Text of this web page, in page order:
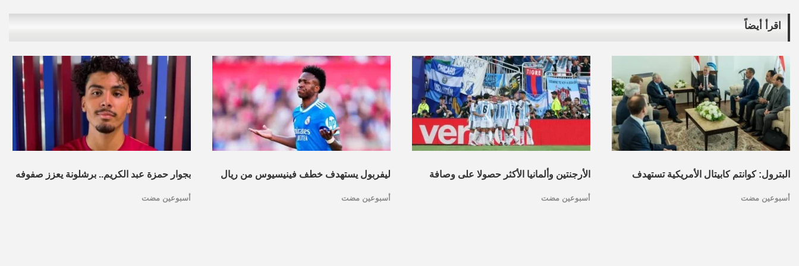
اقرأ أيضاً
البترول: كوانتم كابيتال الأمريكية تستهدف
أسبوعين مضت
الأرجنتين وألمانيا الأكثر حصولا على وصافة
أسبوعين مضت
ليفربول يستهدف خطف فينيسيوس من ريال
أسبوعين مضت
بجوار حمزة عبد الكريم.. برشلونة يعزز صفوفه
أسبوعين مضت